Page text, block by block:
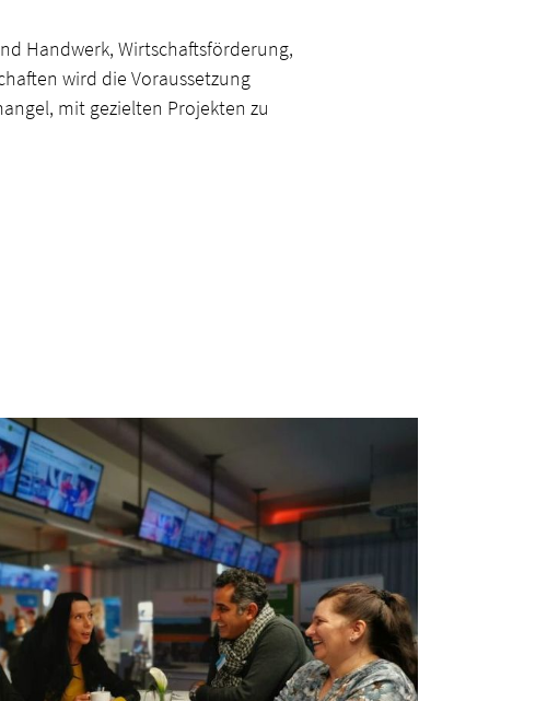
Handwerk, Wirtschaftsförderung,
wird die Voraussetzung
mit gezielten Projekten zu